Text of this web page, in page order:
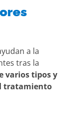
a la
tras la
varios tipos y
tratamiento